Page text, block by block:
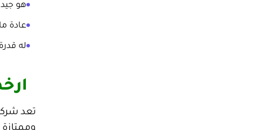
هو
عادة
له
تعد